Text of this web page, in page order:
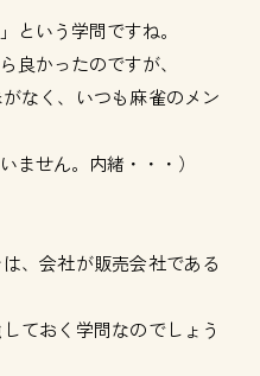
という学問ですね。
良かったのですが、
なく、いつも麻雀のメン
ません。内緒・・・）
、会社が販売会社である
ておく学問なのでしょう